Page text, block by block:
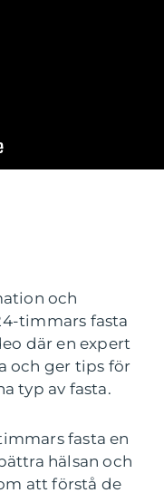
och
timmars fasta
där en expert
och ger tips för
typ av fasta.
fasta en
hälsan och
att förstå de